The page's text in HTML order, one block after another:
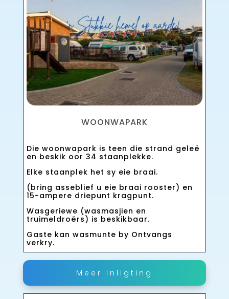
WOONWAPARK
Die woonwapark is teen die strand geleë
en beskik oor 34 staanplekke.
Elke staanplek het sy eie braai.
(bring asseblief u eie braai rooster) en
15-ampere driepunt kragpunt.
Wasgeriewe (wasmasjien en
truimeldroërs) is beskikbaar.
Gaste kan wasmunte by Ontvangs
verkry.
Meer Inligting